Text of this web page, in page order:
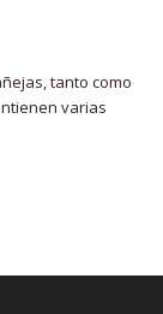
tanto como
varias